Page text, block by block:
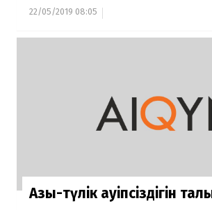
22/05/2019 08:05
Азық-түлік қауіпсіздігін